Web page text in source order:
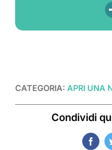
CATEGORIA: APRI UNA
Condividi